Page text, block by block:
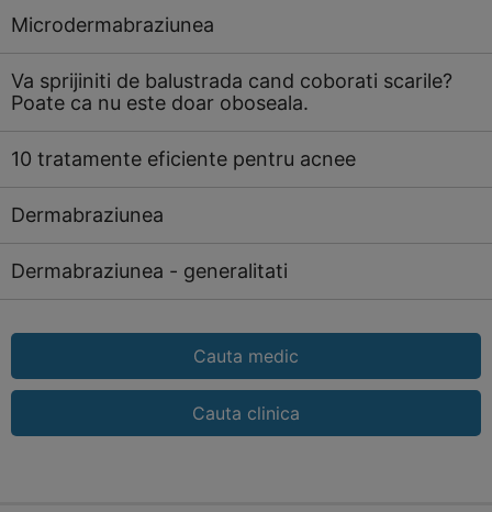
Microdermabraziunea
Va sprijiniti de balustrada cand coborati scarile?
Poate ca nu este doar oboseala.
10 tratamente eficiente pentru acnee
Dermabraziunea
Dermabraziunea - generalitati
Cauta medic
Cauta clinica